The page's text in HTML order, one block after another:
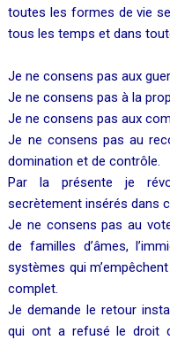
toutes les formes de vie
tous les temps et dans
Je ne consens pas aux
Je ne consens pas à la
Je ne consens pas aux
Je ne consens pas au
domination et de contrôle.
Par la présente je
secrètement insérés dans
Je ne consens pas au
de familles d’âmes,
systèmes qui
complet.
Je demande le retour
qui ont a refusé le droit